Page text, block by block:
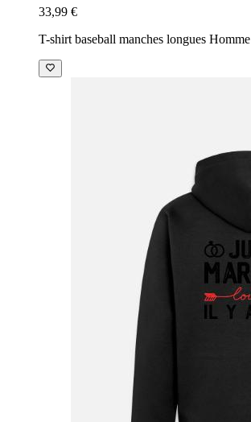
33,99 €
T-shirt baseball manches longues Homme